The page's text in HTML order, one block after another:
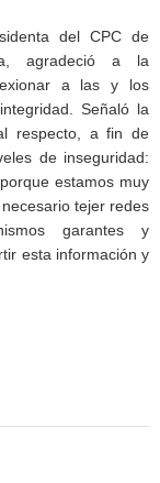
del CPC de
agradeció a la
a las y los
Señaló la
respecto, a fin de
de inseguridad:
estamos muy
tejer redes
garantes y
esta información y